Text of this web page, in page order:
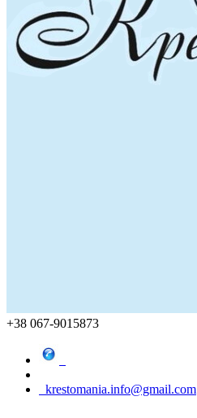
+38 067-9015873
krestomania.info@gmail.com